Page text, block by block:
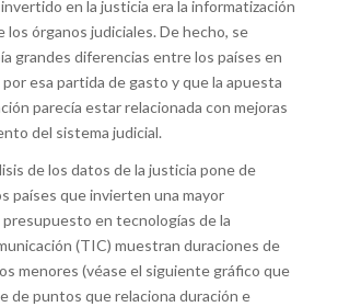
en la justicia era la informatización
los órganos judiciales. De hecho, se
grandes diferencias entre los países en
esa partida de gasto y que la apuesta
parecía estar relacionada con mejoras
del sistema judicial.
de los datos de la justicia pone de
países que invierten una mayor
en tecnologías de la
(TIC) muestran duraciones de
menores (véase el siguiente gráfico que
de puntos que relaciona duración e